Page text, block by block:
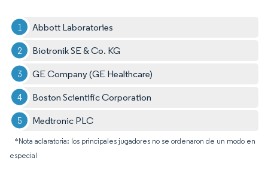
Abbott Laboratories
Biotronik SE & Co. KG
GE Company (GE Healthcare)
Boston Scientific Corporation
Medtronic PLC
*Nota aclaratoria: los principales jugadores no se ordenaron de un modo en
especial